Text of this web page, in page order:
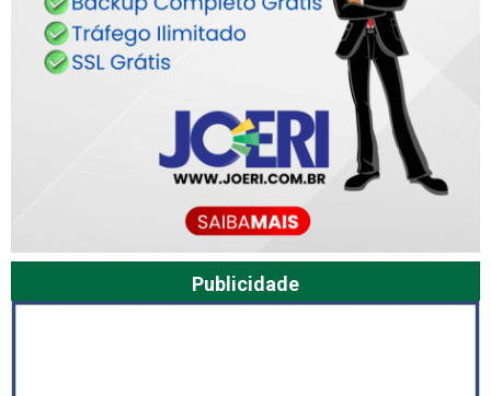
Publicidade